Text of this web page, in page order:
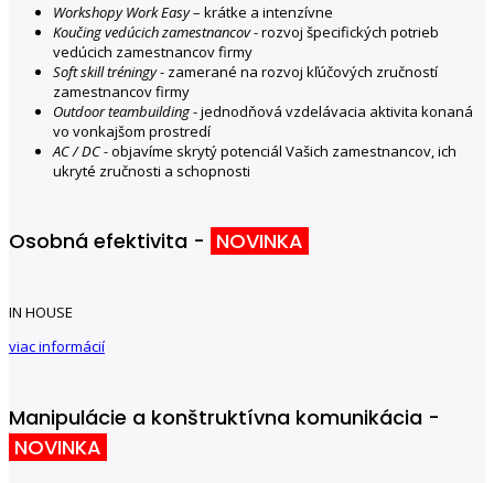
Workshopy Work Easy– krátke a intenzívne
Koučing vedúcich zamestnancov- rozvoj špecifických potrieb
vedúcich zamestnancov firmy
Soft skill tréningy- zamerané na rozvoj kľúčových zručností
zamestnancov firmy
Outdoor teambuilding- jednodňová vzdelávacia aktivita konaná
vo vonkajšom prostredí
AC / DC -objavíme skrytý potenciál Vašich zamestnancov, ich
ukryté zručnosti a schopnosti
Osobná efektivita - NOVINKA
IN HOUSE
viac informácií
Manipulácie a konštruktívna komunikácia -
NOVINKA